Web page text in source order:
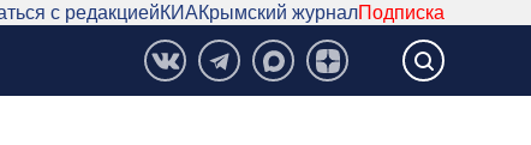
Подписка
Крымский журнал
КИА
с редакцией